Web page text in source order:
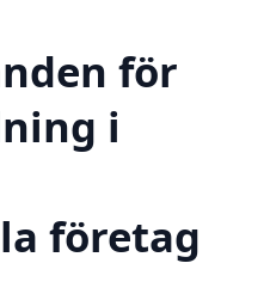
för
i
företag